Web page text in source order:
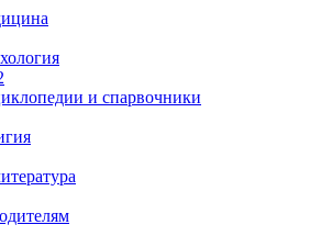
и спарвочники